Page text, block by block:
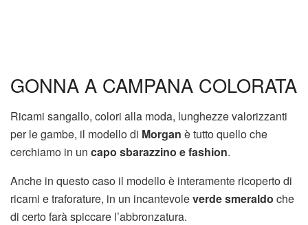
GONNA A CAMPANA COLORATA
Ricami sangallo, colori alla moda, lunghezze valorizzanti
per le gambe, il modello di Morgan è tutto quello che
cerchiamo in un capo sbarazzino e fashion.
Anche in questo caso il modello è interamente ricoperto di
ricami e traforature, in un incantevoleverde smeraldo che
di certo farà spiccare l’abbronzatura.